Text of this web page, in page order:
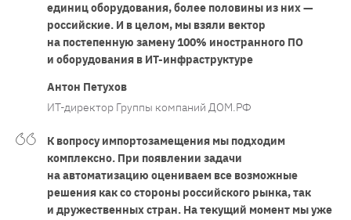
единиц оборудования, более половины из них —
российские. И в целом, мы взяли вектор
на постепенную замену 100% иностранного ПО
и оборудования в ИТ-инфраструктуре
Антон Петухов
ИТ-директор Группы компаний ДОМ.РФ
К вопросу импортозамещения мы подходим
комплексно. При появлении задачи
на автоматизацию оцениваем все возможные
решения как со стороны российского рынка, так
и дружественных стран. На текущий момент мы уже